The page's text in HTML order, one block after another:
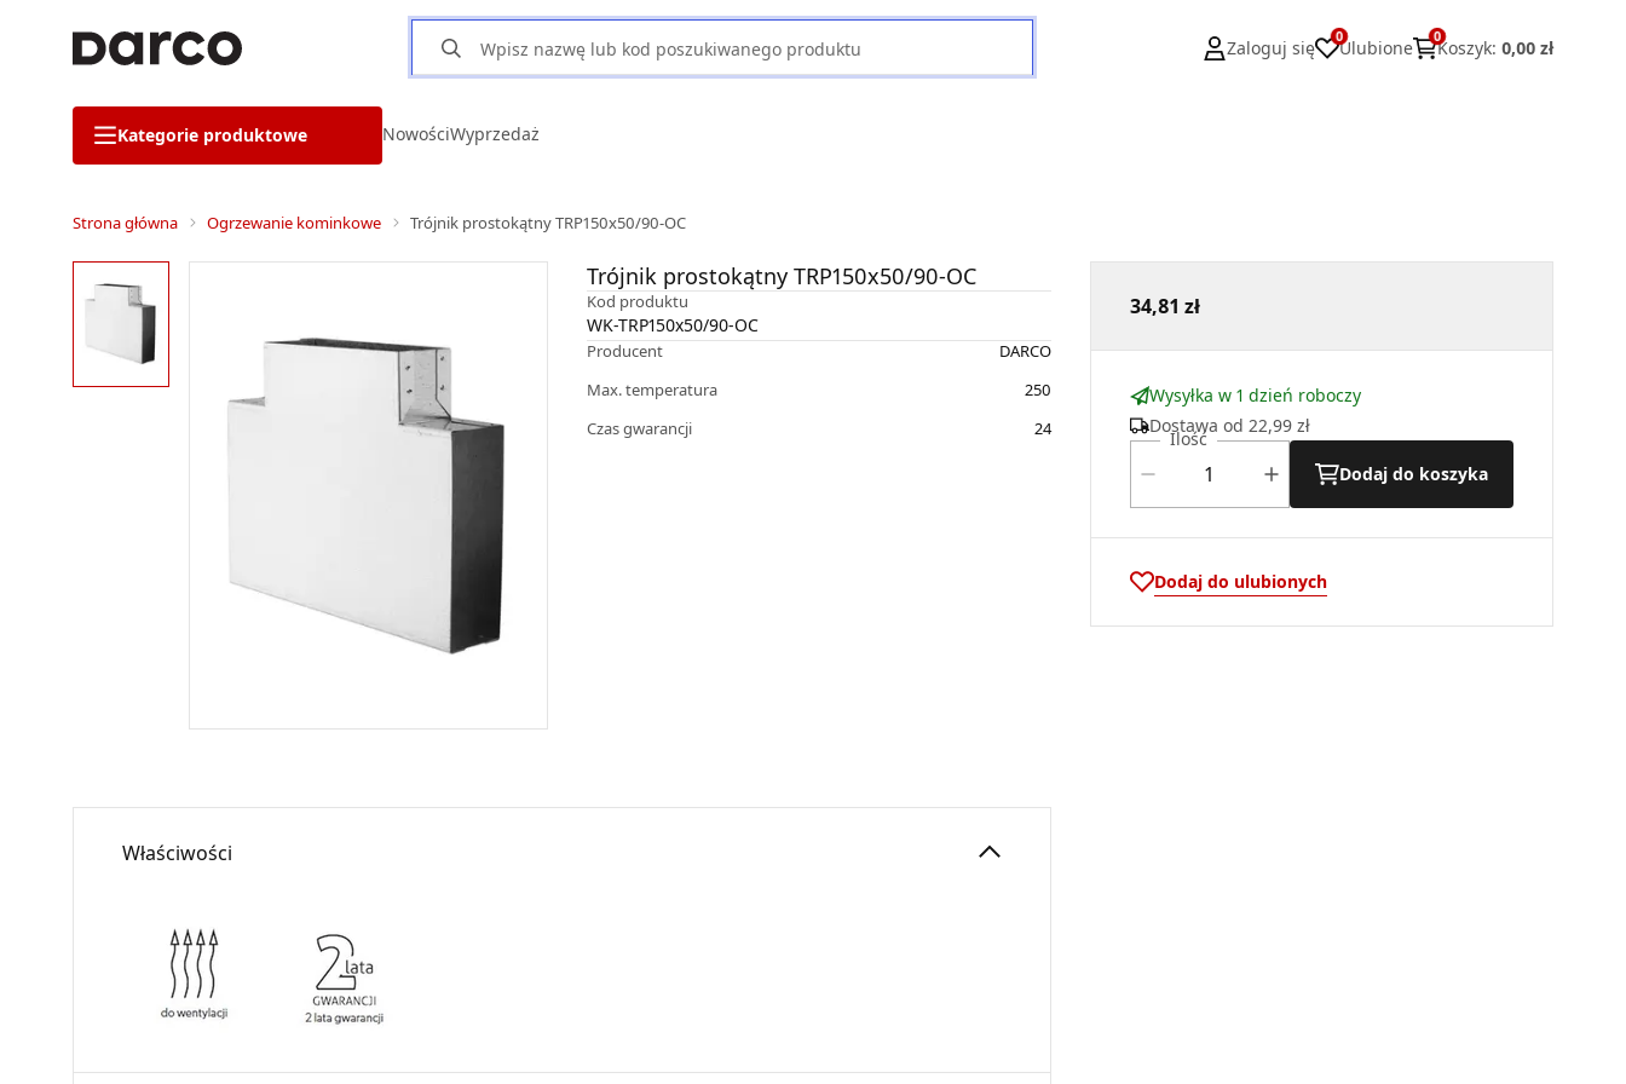
Zaloguj się
0
Ulubione
0
Koszyk: 0,00 zł
Kategorie produktowe NowościWyprzedaż
Strona główna Ogrzewanie kominkowe Trójnik prostokątny TRP150x50/90-OC
Trójnik prostokątny TRP150x50/90-OC
Kod produktu
WK-TRP150x50/90-OC
Producent
DARCO
Max. temperatura
250
Czas gwarancji
24
34,81 zł
Wysyłka w 1 dzień roboczy
Dostawa od 22,99 zł
Ilość
Dodaj do koszyka
Dodaj do ulubionych
Właściwości